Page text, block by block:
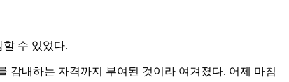
수 있었다.
감내하는 자격까지 부여된 것이라 여겨졌다. 어제 마침